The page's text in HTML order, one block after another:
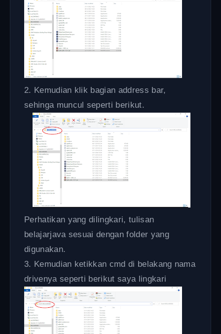
2. Kemudian klik bagian address bar,
sehinga muncul seperti berikut.
Perhatikan yang dilingkari, tulisan
belajarjava sesuai dengan folder yang
digunakan.
3. Kemudian ketikkan cmd di belakang nama
drivenya seperti berikut saya lingkari